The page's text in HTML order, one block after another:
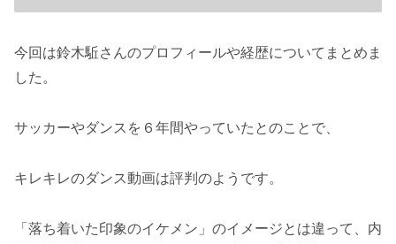
今回は鈴木駈さんのプロフィールや経歴についてまとめま
した。
サッカーやダンスを６年間やっていたとのことで、
キレキレのダンス動画は評判のようです。
「落ち着いた印象のイケメン」のイメージとは違って、内